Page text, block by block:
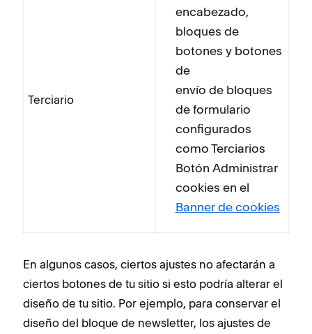
Terciario
encabezado,
bloques de
botones y botones
de
envío de bloques
de formulario
configurados
como Terciarios
Botón Administrar
cookies en el
Banner de cookies
En algunos casos, ciertos ajustes no afectarán a
ciertos botones de tu sitio si esto podría alterar el
diseño de tu sitio. Por ejemplo, para conservar el
diseño del bloque de newsletter, los ajustes de